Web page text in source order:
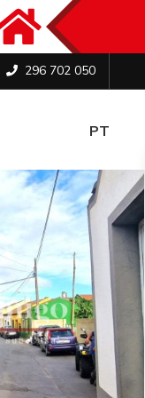
296 702 050
PT